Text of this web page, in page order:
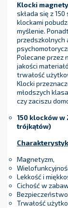
Klocki
składa się z
klockami
myślenie.
przedszkolnych
Polecane przez
jakości
trwałość
Klocki
młodszych
czy zaciszu
150 klocków w
trójkątów)
Magnetyzm,
Lekkość i
Cichość w
Bezpieczeństwo
Trwałość